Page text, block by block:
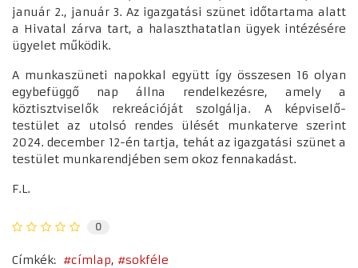
január 2., január 3. Az igazgatási szünet időtartama alatt
a Hivatal zárva tart, a halaszthatatlan ügyek intézésére
ügyelet működik.
A munkaszüneti napokkal együtt így összesen 16 olyan
egybefüggő nap állna rendelkezésre, amely a
köztisztviselők rekreációját szolgálja. A képviselő-
testület az utolsó rendes ülését munkaterve szerint
2024. december 12-én tartja, tehát az igazgatási szünet a
testület munkarendjében sem okoz fennakadást.
F.L.
0
Címkék: címlap sokféle